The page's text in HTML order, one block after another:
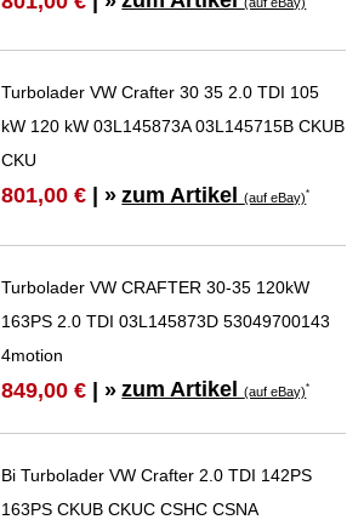
Turbolader VW Crafter 30 35 2.0 TDI 105
kW 120 kW 03L145873A 03L145715B CKUB
CKU
801,00 € | » zum Artikel(auf eBay)*
Turbolader VW CRAFTER 30-35 120kW
163PS 2.0 TDI 03L145873D 53049700143
4motion
849,00 € | » zum Artikel(auf eBay)*
Bi Turbolader VW Crafter 2.0 TDI 142PS
163PS CKUB CKUC CSHC CSNA